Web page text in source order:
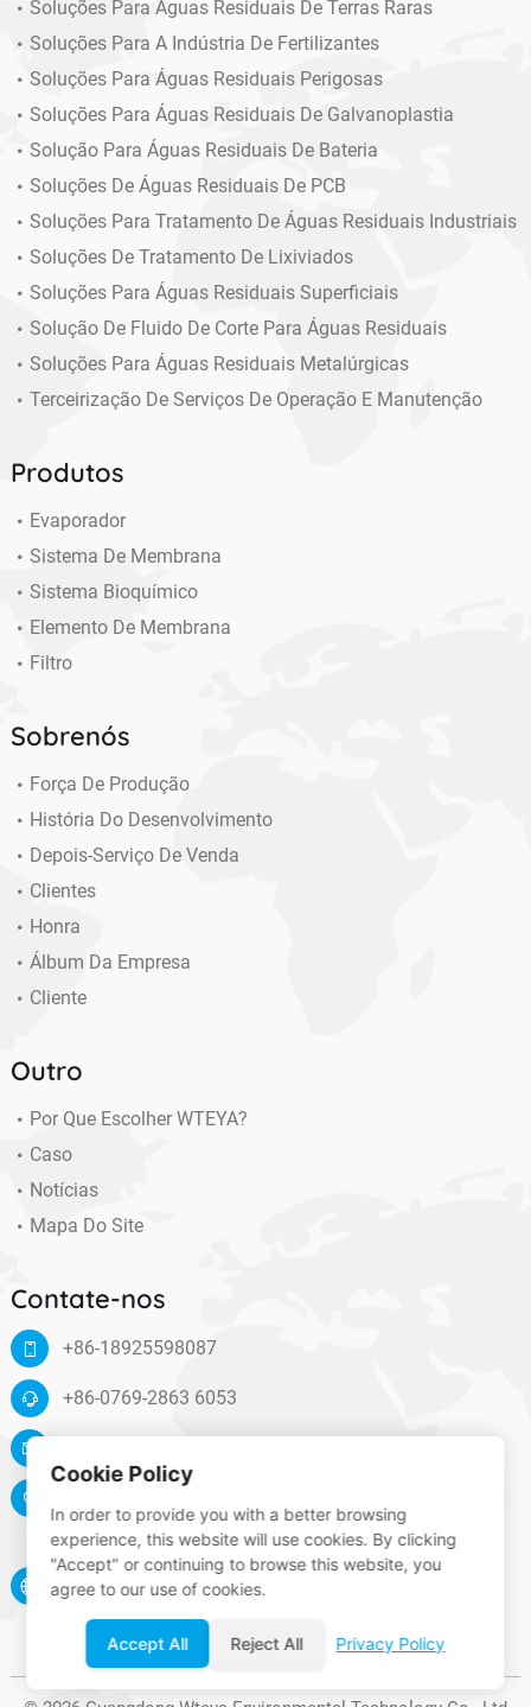
Soluções Para Águas Residuais De Terras Raras
Soluções Para A Indústria De Fertilizantes
Soluções Para Águas Residuais Perigosas
Soluções Para Águas Residuais De Galvanoplastia
Solução Para Águas Residuais De Bateria
Soluções De Águas Residuais De PCB
Soluções Para Tratamento De Águas Residuais Industriais
Soluções De Tratamento De Lixiviados
Soluções Para Águas Residuais Superficiais
Solução De Fluido De Corte Para Águas Residuais
Soluções Para Águas Residuais Metalúrgicas
Terceirização De Serviços De Operação E Manutenção
Produtos
Evaporador
Sistema De Membrana
Sistema Bioquímico
Elemento De Membrana
Filtro
Sobrenós
Força De Produção
História Do Desenvolvimento
Depois-Serviço De Venda
Clientes
Honra
Álbum Da Empresa
Cliente
Outro
Por Que Escolher WTEYA?
Caso
Notícias
Mapa Do Site
Contate-nos
+86-18925598087
+86-0769-2863 6053
District, Dongguan, Guangdong, China
www.wteya.com
Cookie Policy
In order to provide you with a better browsing
experience, this website will use cookies. By clicking
"Accept" or continuing to browse this website, you
agree to our use of cookies.
Accept All Reject All Privacy Policy